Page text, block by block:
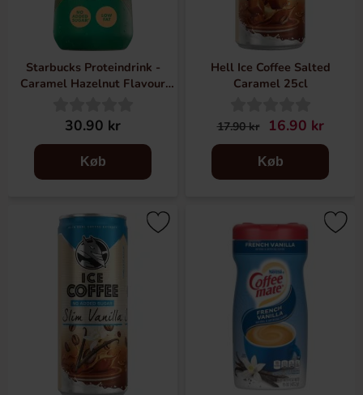
Starbucks Proteindrink -
Caramel Hazelnut Flavour
30.90 kr
Køb
Hell Ice Coffee Salted
Caramel 25cl
17.90 kr 16.90 kr
Køb